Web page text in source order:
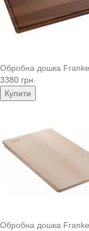
Обробна дошка
3380 грн.
Купити
Обробна дошка